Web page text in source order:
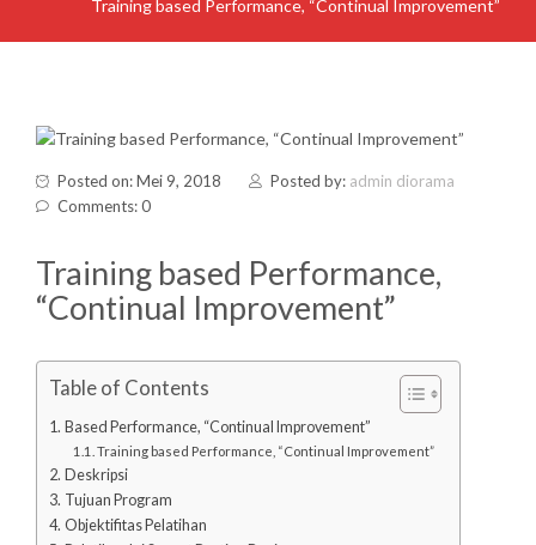
Training based Performance, “Continual Improvement”
Posted on: Mei 9, 2018 Posted by: admin diorama
Comments: 0
Training based Performance,
“Continual Improvement”
Table of Contents
Based Performance, “Continual Improvement”
Training based Performance, “Continual Improvement”
Deskripsi
Tujuan Program
Objektifitas Pelatihan